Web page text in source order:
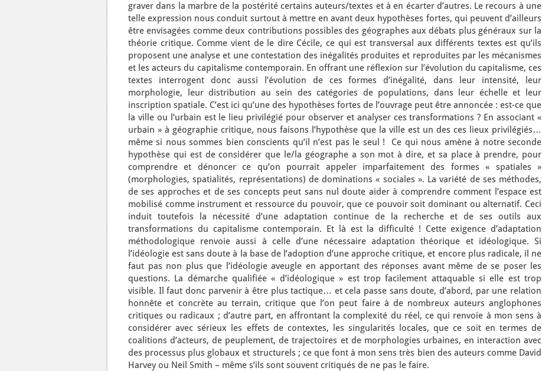
graver dans la marbre de la postérité certains auteurs/textes et à en écarter d’autres. Le recours à une
telle expression nous conduit surtout à mettre en avant deux hypothèses fortes, qui peuvent d’ailleurs
être envisagées comme deux contributions possibles des géographes aux débats plus généraux sur la
théorie critique. Comme vient de le dire Cécile, ce qui est transversal aux différents textes est qu’ils
proposent une analyse et une contestation des inégalités produites et reproduites par les mécanismes
et les acteurs du capitalisme contemporain. En offrant une réflexion sur l’évolution du capitalisme, ces
textes interrogent donc aussi l’évolution de ces formes d’inégalité, dans leur intensité, leur
morphologie, leur distribution au sein des catégories de populations, dans leur échelle et leur
inscription spatiale. C’est ici qu’une des hypothèses fortes de l’ouvrage peut être annoncée : est-ce que
la ville ou l’urbain est le lieu privilégié pour observer et analyser ces transformations ? En associant «
urbain » à géographie critique, nous faisons l’hypothèse que la ville est un des ces lieux privilégiés…
même si nous sommes bien conscients qu’il n’est pas le seul ! Ce qui nous amène à notre seconde
hypothèse qui est de considérer que le/la géographe a son mot à dire, et sa place à prendre, pour
comprendre et dénoncer ce qu’on pourrait appeler imparfaitement des formes « spatiales »
(morphologies, spatialités, représentations) de dominations « sociales ». La variété de ses méthodes,
de ses approches et de ses concepts peut sans nul doute aider à comprendre comment l’espace est
mobilisé comme instrument et ressource du pouvoir, que ce pouvoir soit dominant ou alternatif. Ceci
induit toutefois la nécessité d’une adaptation continue de la recherche et de ses outils aux
transformations du capitalisme contemporain. Et là est la difficulté ! Cette exigence d’adaptation
méthodologique renvoie aussi à celle d’une nécessaire adaptation théorique et idéologique. Si
l’idéologie est sans doute à la base de l’adoption d’une approche critique, et encore plus radicale, il ne
faut pas non plus que l’idéologie aveugle en apportant des réponses avant même de se poser les
questions. La démarche qualifiée « d’idéologique » est trop facilement attaquable si elle est trop
visible. Il faut donc parvenir à être plus tactique… et cela passe sans doute, d’abord, par une relation
honnête et concrète au terrain, critique que l’on peut faire à de nombreux auteurs anglophones
critiques ou radicaux ; d’autre part, en affrontant la complexité du réel, ce qui renvoie à mon sens à
considérer avec sérieux les effets de contextes, les singularités locales, que ce soit en termes de
coalitions d’acteurs, de peuplement, de trajectoires et de morphologies urbaines, en interaction avec
des processus plus globaux et structurels ; ce que font à mon sens très bien des auteurs comme David
Harvey ou Neil Smith – même s’ils sont souvent critiqués de ne pas le faire.